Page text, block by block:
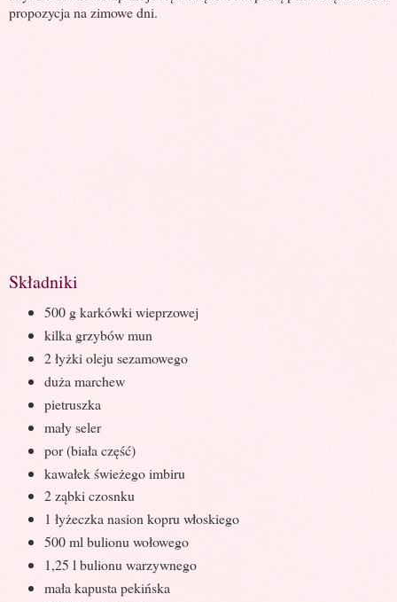
propozycja na zimowe dni.
Składniki
500 g karkówki wieprzowej
kilka grzybów mun
2 łyżki oleju sezamowego
duża marchew
pietruszka
mały seler
por (biała część)
kawałek świeżego imbiru
2 ząbki czosnku
1 łyżeczka nasion kopru włoskiego
500 ml bulionu wołowego
1,25 l bulionu warzywnego
mała kapusta pekińska